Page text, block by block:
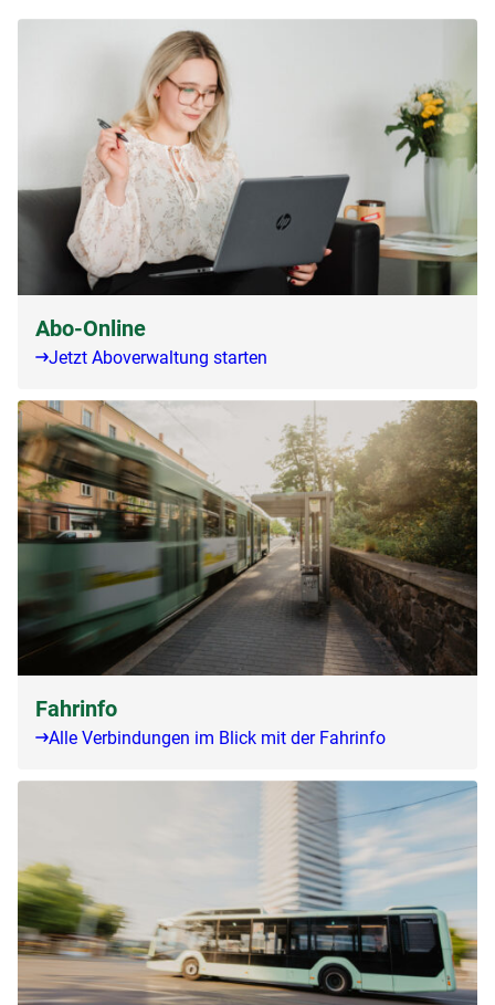
Abo-Online
Jetzt Aboverwaltung starten
Fahrinfo
Alle Verbindungen im Blick mit der Fahrinfo